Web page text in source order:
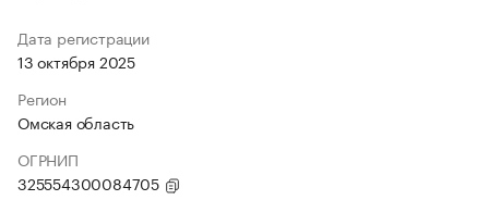
Дата регистрации
13 октября 2025
Регион
Омская область
ОГРНИП
325554300084705